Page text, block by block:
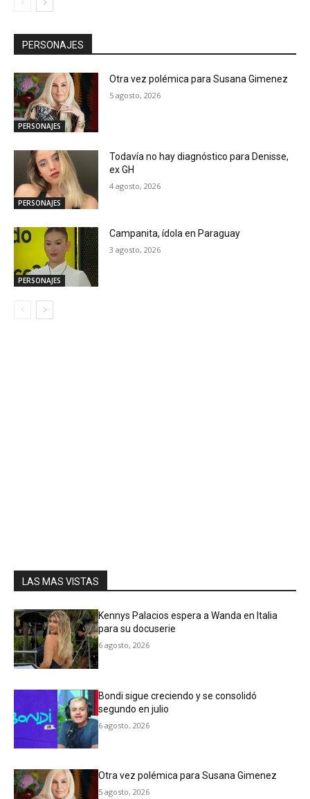
PERSONAJES
PERSONAJES
Otra vez polémica para Susana Gimenez
5 agosto, 2026
PERSONAJES
Todavía no hay diagnóstico para Denisse,
ex GH
4 agosto, 2026
PERSONAJES
Campanita, ídola en Paraguay
3 agosto, 2026
LAS MAS VISTAS
Kennys Palacios espera a Wanda en Italia
para su docuserie
6 agosto, 2026
Bondi sigue creciendo y se consolidó
segundo en julio
6 agosto, 2026
Otra vez polémica para Susana Gimenez
5 agosto, 2026